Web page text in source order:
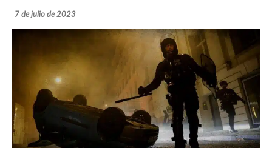
7 de julio de 2023